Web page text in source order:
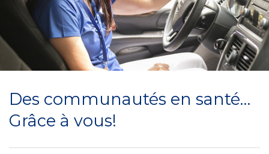
Des communautés en santé…
Grâce à vous!